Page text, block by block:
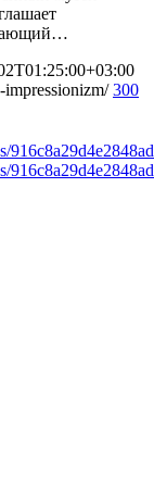
impressionizm/ 300